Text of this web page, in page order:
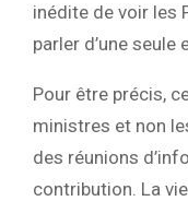
inédite de voir les
parler d’une
Pour être précis,
ministres et non
des réunions
contribution. La